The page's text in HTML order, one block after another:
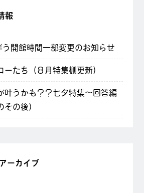
報
開館時間一部変更のお知らせ
ーたち（８月特集棚更新）
うかも？？七夕特集～回答編
その後）
アーカイブ